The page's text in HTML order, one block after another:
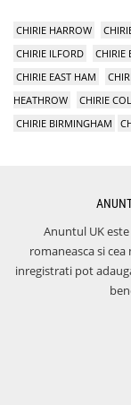
CHIRIE HARROW
CHIRIE ILFORD
CHIRIE
CHIRIE EAST HAM
HEATHROW
CHIRIE
CHIRIE BIRMINGHAM
Anuntul UK
romaneasca si
inregistrati pot